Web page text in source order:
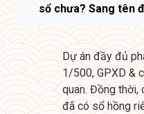
sổ chưa? Sang tên
Dự án đầy đủ
1/500, GPXD &
quan. Đồng thời,
đã có sổ hồng